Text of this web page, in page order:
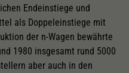
Endeinstiege und
als Doppeleinstiege mit
der n-Wagen bewährte
1980 insgesamt rund 5000
aber auch in den